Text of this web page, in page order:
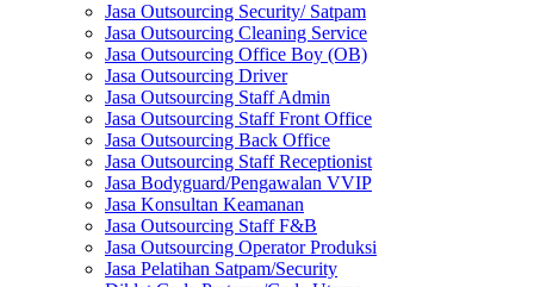
Jasa Outsourcing Security/ Satpam
Jasa Outsourcing Cleaning Service
Jasa Outsourcing Office Boy (OB)
Jasa Outsourcing Driver
Jasa Outsourcing Staff Admin
Jasa Outsourcing Staff Front Office
Jasa Outsourcing Back Office
Jasa Outsourcing Staff Receptionist
Jasa Bodyguard/Pengawalan VVIP
Jasa Konsultan Keamanan
Jasa Outsourcing Staff F&B
Jasa Outsourcing Operator Produksi
Jasa Pelatihan Satpam/Security